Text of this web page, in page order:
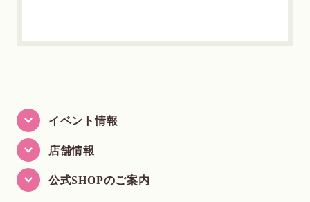
イベント情報
店舗情報
公式SHOPのご案内